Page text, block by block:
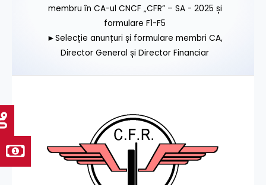
membru în CA-ul CNCF „CFR” – SA - 2025 și
formulare F1-F5
►Selecție anunțuri și formulare membri CA,
Director General și Director Financiar